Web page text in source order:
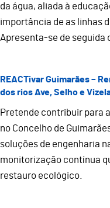
da água, aliada à
importância de as linhas
Apresenta-se de seguida
REACTivar Guimarães –
dos rios Ave, Selho e
Pretende contribuir para
no Concelho de
soluções de engenharia
monitorização contínua
restauro ecológico.